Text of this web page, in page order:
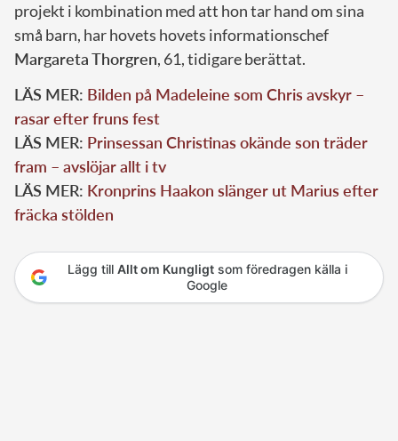
projekt i kombination med att hon tar hand om sina
små barn, har hovets hovets informationschef
Margareta Thorgren, 61, tidigare berättat.
LÄS MER: Bilden på Madeleine som Chris avskyr –
rasar efter fruns fest
LÄS MER: Prinsessan Christinas okände son träder
fram – avslöjar allt i tv
LÄS MER: Kronprins Haakon slänger ut Marius efter
fräcka stölden
Lägg till Allt om Kungligtsom föredragen källa i
Google